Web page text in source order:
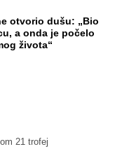
otvorio dušu: „Bio
a onda je počelo
života“
21 trofej